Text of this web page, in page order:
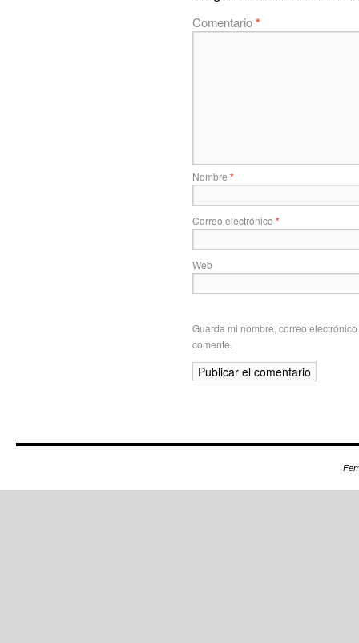
Comentario*
Nombre *
Correo electrónico *
Web
Guarda mi nombre, correo
comente.